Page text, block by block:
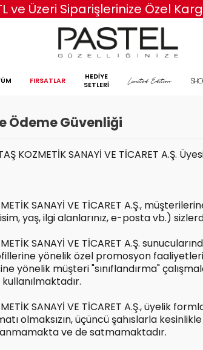
ve Üzeri Siparişlerinize Özel
FIRSATLAR
HEDİYE
SETLERİ
Ödeme Güvenliği
KOZMETİK SANAYİ VE TİCARET A.Ş.
SANAYİ VE TİCARET A.Ş.,
yaş, ilgi alanlarınız, e-posta vb.)
SANAYİ VE TİCARET A.Ş.
yönelik özel promosyon
yönelik müşteri "sınıflandırma"
SANAYİ VE TİCARET A.Ş., üyelik
olmaksızın, üçüncü şahıslarla
ve de satmamaktadır.